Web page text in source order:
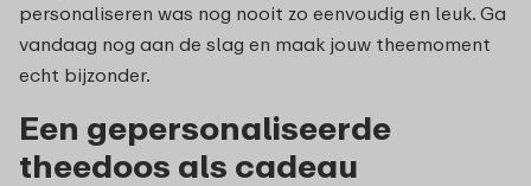
personaliseren was nog nooit zo eenvoudig en leuk. Ga
vandaag nog aan de slag en maak jouw theemoment
echt bijzonder.
Een gepersonaliseerde
theedoos als cadeau